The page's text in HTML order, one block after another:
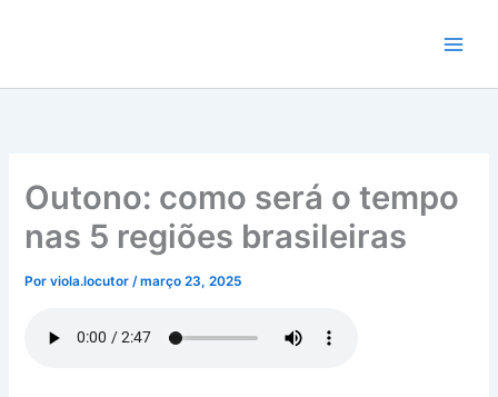
conteúdo
Outono: como será o tempo
nas 5 regiões brasileiras
Porviola.locutor/março 23, 2025